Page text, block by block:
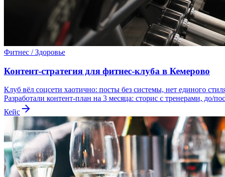
Фитнес / Здоровье
Контент-стратегия для фитнес-клуба в Кемерово
Клуб вёл соцсети хаотично: посты без системы, нет единого
Разработали контент-план на 3 месяца: сторис с тренерами, до/
Кейс